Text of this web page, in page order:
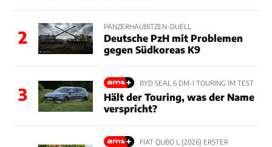
2
PANZERHAUBITZEN-DUELL
Deutsche PzH mit Problemen
gegen Südkoreas K9
3
BYD SEAL 6 DM-I TOURING IM TEST
Hält der Touring, was der Name
verspricht?
FIAT QUBO L (2026) ERSTER